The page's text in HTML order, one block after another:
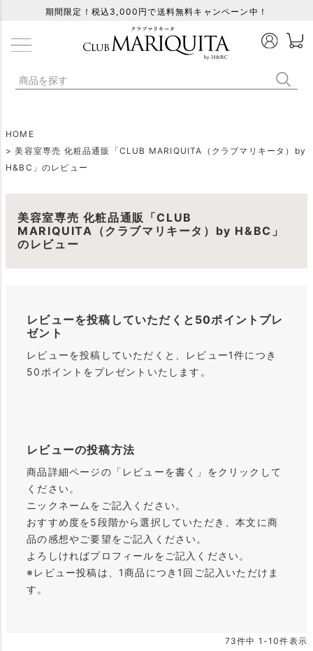
期間限定！税込3,000円で送料無料キャンペーン中！
HOME
美容室専売 化粧品通販「CLUB MARIQUITA（クラブマリキータ）by
H&BC」のレビュー
美容室専売 化粧品通販「CLUB
MARIQUITA（クラブマリキータ）by H&BC」
のレビュー
レビューを投稿していただくと50ポイントプレ
ゼント
レビューを投稿していただくと、レビュー1件につき
50ポイントをプレゼントいたします。
レビューの投稿方法
商品詳細ページの「レビューを書く」をクリックして
ください。
ニックネームをご記入ください。
おすすめ度を5段階から選択していただき、本文に商
品の感想やご要望をご記入ください。
よろしければプロフィールをご記入ください。
※レビュー投稿は、1商品につき1回ご記入いただけま
す。
73件中 1 -10件表示